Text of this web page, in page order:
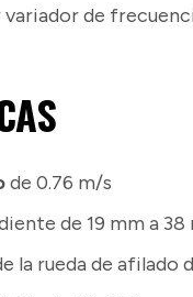
de
de 0.76 m/s
de 19 mm a 38
la rueda de afilado